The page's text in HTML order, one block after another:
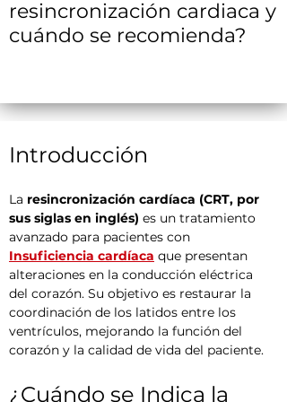
resincronización cardiaca y
cuándo se recomienda?
Introducción
La resincronización cardíaca (CRT, por
sus siglas en inglés) es un tratamiento
avanzado para pacientes con
Insuficiencia cardíaca que presentan
alteraciones en la conducción eléctrica
del corazón. Su objetivo es restaurar la
coordinación de los latidos entre los
ventrículos, mejorando la función del
corazón y la calidad de vida del paciente.
¿Cuándo se Indica la